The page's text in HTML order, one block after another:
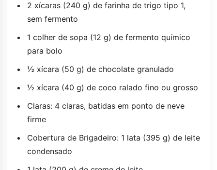
2 xícaras (240 g) de farinha de trigo tipo 1,
sem fermento
1 colher de sopa (12 g) de fermento químico
para bolo
½ xícara (50 g) de chocolate granulado
½ xícara (40 g) de coco ralado fino ou grosso
Claras: 4 claras, batidas em ponto de neve
firme
Cobertura de Brigadeiro: 1 lata (395 g) de leite
condensado